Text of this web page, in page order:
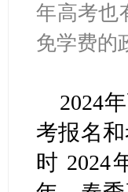
年高考也
免学费的
2024
考报名
时 2024